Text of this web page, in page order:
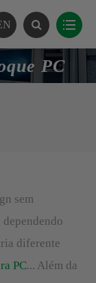
PC
sem
diferente
PC... Além da